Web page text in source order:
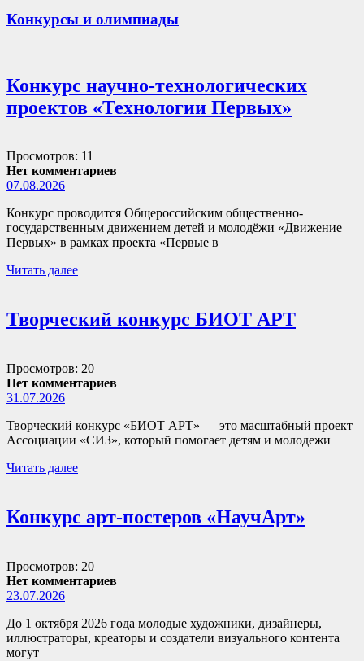
Конкурсы и олимпиады
Конкурс научно-технологических
проектов «Технологии Первых»
Просмотров: 11
Нет комментариев
07.08.2026
Конкурс проводится Общероссийским общественно-
государственным движением детей и молодёжи «Движение
Первых» в рамках проекта «Первые в
Читать далее
Творческий конкурс БИОТ АРТ
Просмотров: 20
Нет комментариев
31.07.2026
Творческий конкурс «БИОТ АРТ» — это масштабный проект
Ассоциации «СИЗ», который помогает детям и молодежи
Читать далее
Конкурс арт-постеров «НаучАрт»
Просмотров: 20
Нет комментариев
23.07.2026
До 1 октября 2026 года молодые художники, дизайнеры,
иллюстраторы, креаторы и создатели визуального контента
могут